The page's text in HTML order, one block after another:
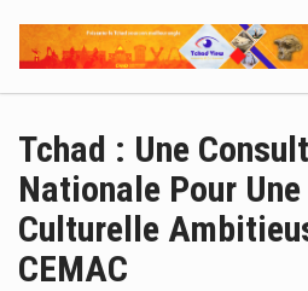
Tchad : Une
Nationale Pour
Culturelle
CEMAC